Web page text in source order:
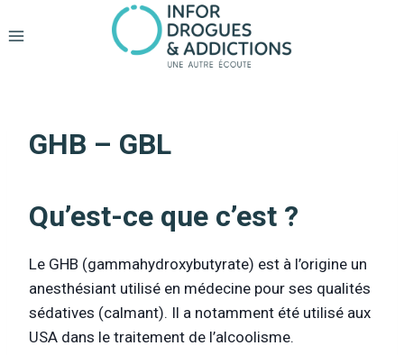
au
GHB – GBL
Qu’est-ce que c’est ?
Le GHB (gammahydroxybutyrate) est à l’origine un
anesthésiant utilisé en médecine pour ses qualités
sédatives (calmant). Il a notamment été utilisé aux
USA dans le traitement de l’alcoolisme.